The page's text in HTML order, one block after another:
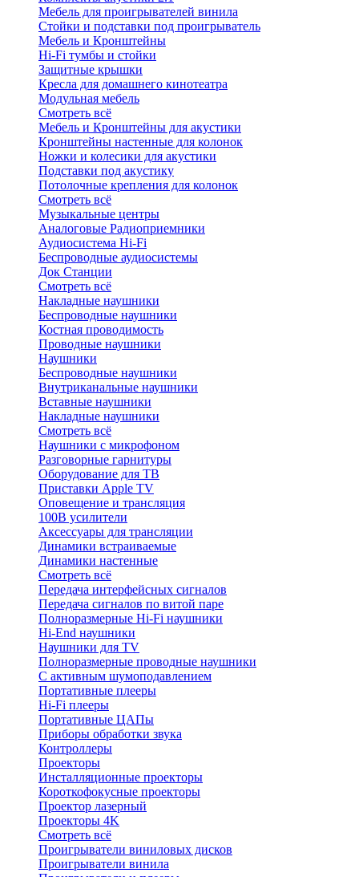
Мебель для проигрывателей винила
Стойки и подставки под проигрыватель
Мебель и Кронштейны
Hi-Fi тумбы и стойки
Защитные крышки
Кресла для домашнего кинотеатра
Модульная мебель
Смотреть всё
Мебель и Кронштейны для акустики
Кронштейны настенные для колонок
Ножки и колесики для акустики
Подставки под акустику
Потолочные крепления для колонок
Смотреть всё
Музыкальные центры
Аналоговые Радиоприемники
Аудиосистема Hi-Fi
Беспроводные аудиосистемы
Док Станции
Смотреть всё
Накладные наушники
Беспроводные наушники
Костная проводимость
Проводные наушники
Наушники
Беспроводные наушники
Внутриканальные наушники
Вставные наушники
Накладные наушники
Смотреть всё
Наушники с микрофоном
Разговорные гарнитуры
Оборудование для ТВ
Приставки Apple TV
Оповещение и трансляция
100В усилители
Аксессуары для трансляции
Динамики встраиваемые
Динамики настенные
Смотреть всё
Передача интерфейсных сигналов
Передача сигналов по витой паре
Полноразмерные Hi-Fi наушники
Hi-End наушники
Наушники для TV
Полноразмерные проводные наушники
С активным шумоподавлением
Портативные плееры
Hi-Fi плееры
Портативные ЦАПы
Приборы обработки звука
Контроллеры
Проекторы
Инсталляционные проекторы
Короткофокусные проекторы
Проектор лазерный
Проекторы 4K
Смотреть всё
Проигрыватели виниловых дисков
Проигрыватели винила